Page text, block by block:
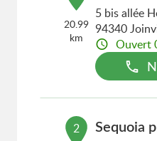
20.99
km
5 bis allée
94340
Ouvert
2 Sequoia